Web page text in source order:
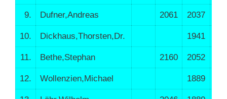
9. Dufner,Andreas 2061 2037
10. Dickhaus,Thorsten,Dr. 1941
11. Bethe,Stephan 2160 2052
12. Wollenzien,Michael 1889